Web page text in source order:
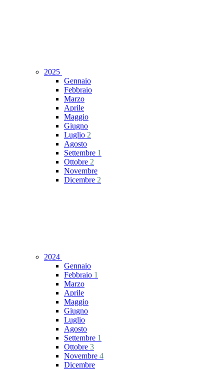
2025
Gennaio
Febbraio
Marzo
Aprile
Maggio
Giugno
Luglio 2
Agosto
Settembre 1
Ottobre 2
Novembre
Dicembre 2
2024
Gennaio
Febbraio 1
Marzo
Aprile
Maggio
Giugno
Luglio
Agosto
Settembre 1
Ottobre 3
Novembre 4
Dicembre